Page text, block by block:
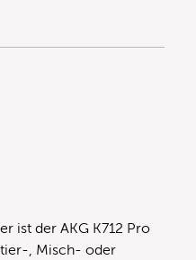
ist der AKG K712 Pro
, Misch- oder